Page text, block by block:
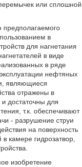
или сплошной
предполагаемого
в
для нагнетания
в виде
в ряде
нефтяных
являющиеся
отражены в
достаточны для
т.к. обеспечивают
- разрушение струи
на поверхность
камере гидрозатвор,
изобретение